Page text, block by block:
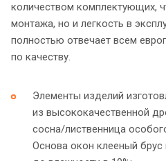
количеством комплектующих,
монтажа, но и легкость в
полностью отвечает всем
по качеству.
Элементы изделий
из высококачественной
сосна/лиственница
Основа окон клееный